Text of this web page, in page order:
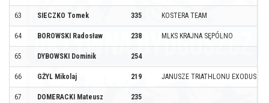
63 SIECZKO Tomek 335 KOSTERA TEAM
64 BOROWSKI Radosław 238 MLKS KRAJNA SĘPÓLNO
65 DYBOWSKI Dominik 254
66 GŻYL Mikolaj 219 JANUSZE TRIATHLONU EXODUS
67 DOMERACKI Mateusz 235